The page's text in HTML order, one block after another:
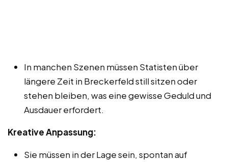
In manchen Szenen müssen Statisten über
längere Zeit in Breckerfeld still sitzen oder
stehen bleiben, was eine gewisse Geduld und
Ausdauer erfordert.
Kreative Anpassung:
Sie müssen in der Lage sein, spontan auf